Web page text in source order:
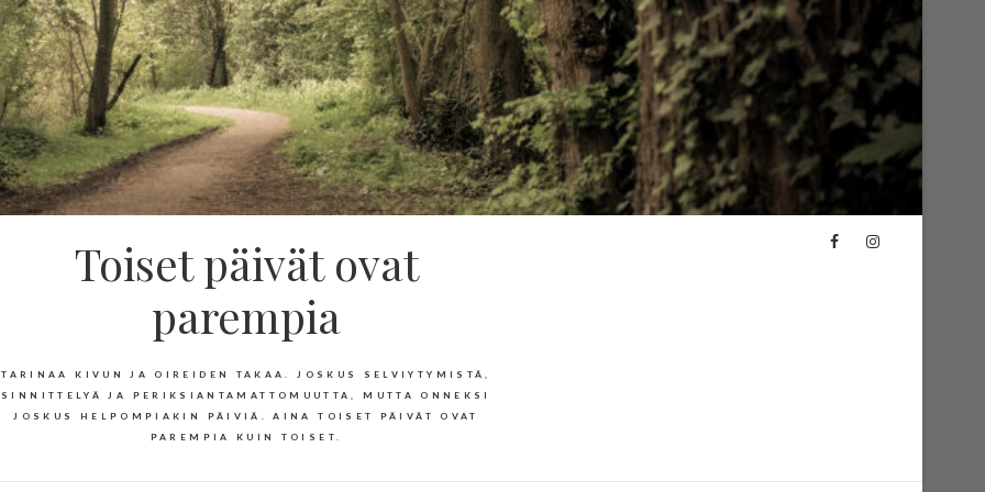
Toiset päivät ovat
parempia
TARINAA KIVUN JA OIREIDEN TAKAA. JOSKUS SELVIYTYMISTÄ,
SINNITTELYÄ JA PERIKSIANTAMATTOMUUTTA, MUTTA ONNEKSI
JOSKUS HELPOMPIAKIN PÄIVIÄ. AINA TOISET PÄIVÄT OVAT
PAREMPIA KUIN TOISET.